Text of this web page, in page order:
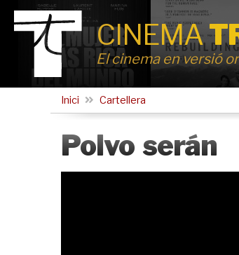
CINEMA
El cinema en versió
Inici Cartellera
Polvo serán